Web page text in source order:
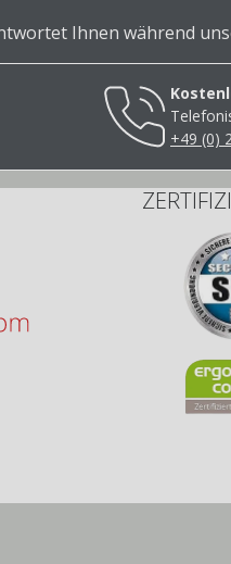
Ihnen während
+49 (0)